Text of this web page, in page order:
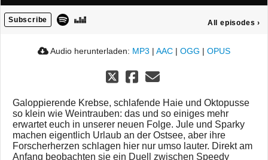
Subscribe All episodes ›
Audio herunterladen: MP3 | AAC | OGG | OPUS
Galoppierende Krebse, schlafende Haie und Oktopusse
so klein wie Weintrauben: das und so einiges mehr
erwartet euch in unserer neuen Folge. Jule und Sparky
machen eigentlich Urlaub an der Ostsee, aber ihre
Forscherherzen schlagen hier nur umso lauter. Direkt am
Anfang beobachten sie ein Duell zwischen Speedy